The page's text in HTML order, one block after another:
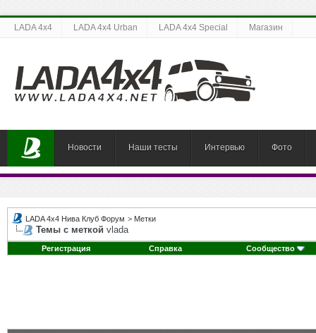
LADA 4x4 LADA 4x4 Urban LADA 4x4 Special Магазин
Новости Наши тесты Интервью Фото
LADA 4x4 Нива Клуб Форум > Метки
Темы с меткой vlada
Регистрация Справка Сообщество